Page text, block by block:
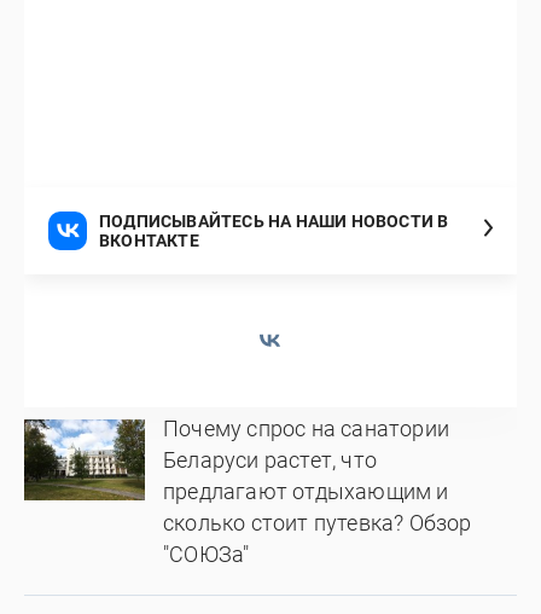
ПОДПИСЫВАЙТЕСЬ НА НАШИ НОВОСТИ В
ВКОНТАКТЕ
Почему спрос на санатории
Беларуси растет, что
предлагают отдыхающим и
сколько стоит путевка? Обзор
"СОЮЗа"